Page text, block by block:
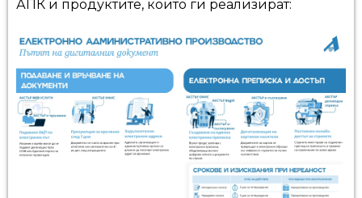
АПК и продуктите, които ги реализират: